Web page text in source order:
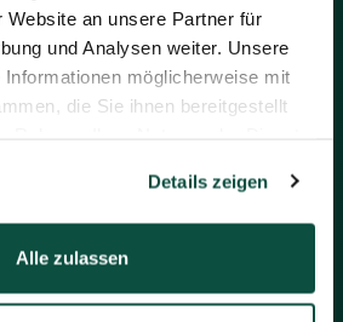
Website an unsere Partner für
und Analysen weiter. Unsere
möglicherweise mit
die Sie ihnen bereitgestellt
Details zeigen
Alle zulassen
Finance GmbH